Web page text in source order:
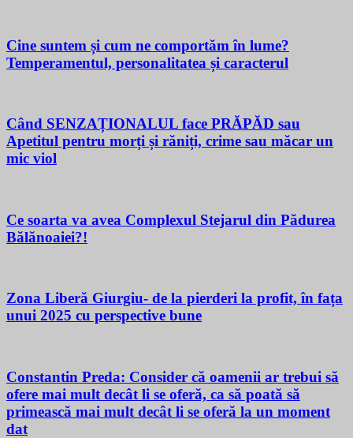
Cine suntem și cum ne comportăm în lume?
Temperamentul, personalitatea și caracterul
Când SENZAȚIONALUL face PRĂPĂD sau
Apetitul pentru morți și răniți, crime sau măcar un
mic viol
Ce soarta va avea Complexul Stejarul din Pădurea
Bălănoaiei?!
Zona Liberă Giurgiu- de la pierderi la profit, în fața
unui 2025 cu perspective bune
Constantin Preda: Consider că oamenii ar trebui să
ofere mai mult decât li se oferă, ca să poată să
primească mai mult decât li se oferă la un moment
dat